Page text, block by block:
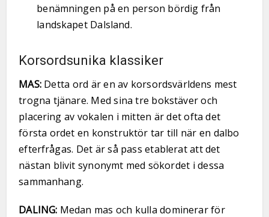
benämningen på en person bördig från
landskapet Dalsland.
Korsordsunika klassiker
MAS:Detta ord är en av korsordsvärldens mest
trogna tjänare. Med sina tre bokstäver och
placering av vokalen i mitten är det ofta det
första ordet en konstruktör tar till när en dalbo
efterfrågas. Det är så pass etablerat att det
nästan blivit synonymt med sökordet i dessa
sammanhang.
DALING: Medan mas och kulla dominerar för